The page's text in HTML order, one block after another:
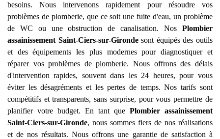
besoins. Nous intervenons rapidement pour résoudre vos
problèmes de plomberie, que ce soit une fuite d'eau, un problème
de WC ou une obstruction de canalisation. Nos Plombier
assainissement Saint-Ciers-sur-Girondesont équipés des outils
et des équipements les plus modernes pour diagnostiquer et
réparer vos problèmes de plomberie. Nous offrons des délais
d'intervention rapides, souvent dans les 24 heures, pour vous
éviter les désagréments et les pertes de temps. Nos tarifs sont
compétitifs et transparents, sans surprise, pour vous permettre de
planifier votre budget. En tant que Plombier assainissement
Saint-Ciers-sur-Gironde, nous sommes fiers de nos réalisations
et de nos résultats. Nous offrons une garantie de satisfaction à